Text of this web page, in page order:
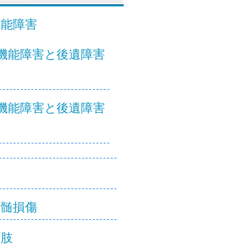
障害
能障害と後遺障害
能障害と後遺障害
損傷